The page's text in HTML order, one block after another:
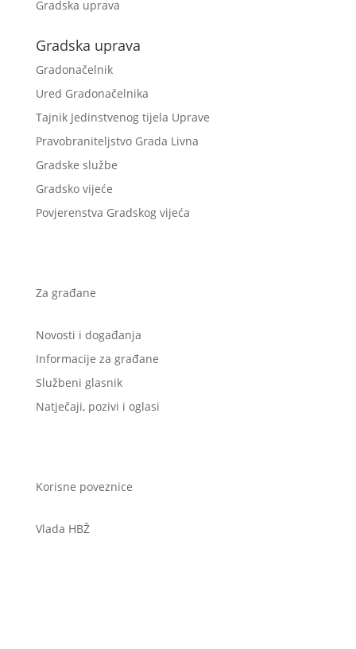
Gradska uprava
Gradska uprava
Gradonačelnik
Ured Gradonačelnika
Tajnik Jedinstvenog tijela Uprave
Pravobraniteljstvo Grada Livna
Gradske službe
Gradsko vijeće
Povjerenstva Gradskog vijeća
Za građane
Novosti i događanja
Informacije za građane
Službeni glasnik
Natječaji, pozivi i oglasi
Korisne poveznice
Vlada HBŽ